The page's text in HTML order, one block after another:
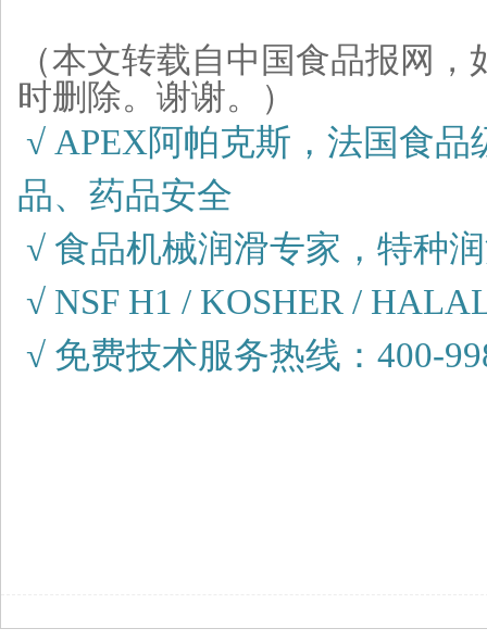
（本文转载自中国食品报网
时删除。谢谢。）
√ APEX阿帕克斯，法国食
品、药品安全
√ 食品机械润滑专家，特种
√ NSF H1 / KOSHER /
√ 免费技术服务热线：400-